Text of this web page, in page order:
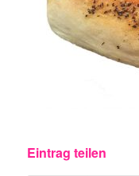
Eintrag teilen